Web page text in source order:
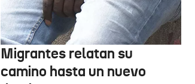
Migrantes relatan su
camino hasta un nuevo